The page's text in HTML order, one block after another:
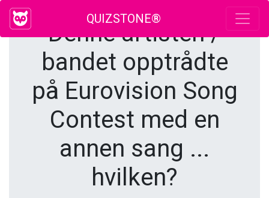
QUIZSTONE®
Denne artisten /
bandet opptrådte
på Eurovision Song
Contest med en
annen sang ...
hvilken?